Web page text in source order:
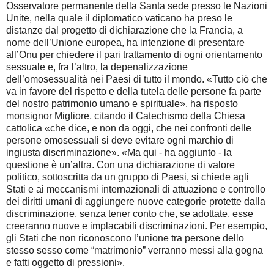
Osservatore permanente della Santa sede presso le Nazioni
Unite, nella quale il diplomatico vaticano ha preso le
distanze dal progetto di dichiarazione che la Francia, a
nome dell’Unione europea, ha intenzione di presentare
all’Onu per chiedere il pari trattamento di ogni orientamento
sessuale e, fra l’altro, la depenalizzazione
dell’omosessualità nei Paesi di tutto il mondo. «Tutto ciò che
va in favore del rispetto e della tutela delle persone fa parte
del nostro patrimonio umano e spirituale», ha risposto
monsignor Migliore, citando il Catechismo della Chiesa
cattolica «che dice, e non da oggi, che nei confronti delle
persone omosessuali si deve evitare ogni marchio di
ingiusta discriminazione». «Ma qui - ha aggiunto - la
questione è un’altra. Con una dichiarazione di valore
politico, sottoscritta da un gruppo di Paesi, si chiede agli
Stati e ai meccanismi internazionali di attuazione e controllo
dei diritti umani di aggiungere nuove categorie protette dalla
discriminazione, senza tener conto che, se adottate, esse
creeranno nuove e implacabili discriminazioni. Per esempio,
gli Stati che non riconoscono l’unione tra persone dello
stesso sesso come “matrimonio” verranno messi alla gogna
e fatti oggetto di pressioni».